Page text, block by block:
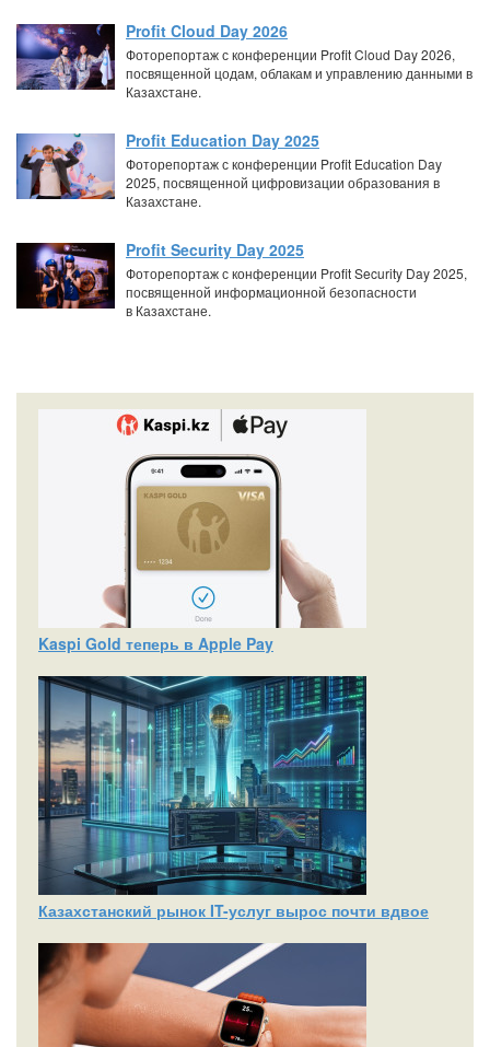
Profit Cloud Day 2026
Фоторепортаж с конференции Profit Cloud Day 2026,
посвященной цодам, облакам и управлению данными в
Казахстане.
Profit Education Day 2025
Фоторепортаж с конференции Profit Education Day
2025, посвященной цифровизации образования в
Казахстане.
Profit Security Day 2025
Фоторепортаж с конференции Profit Security Day 2025,
посвященной информационной безопасности
в Казахстане.
Kaspi Gold теперь в Apple Pay
Казахстанский рынок IT-услуг вырос почти вдвое